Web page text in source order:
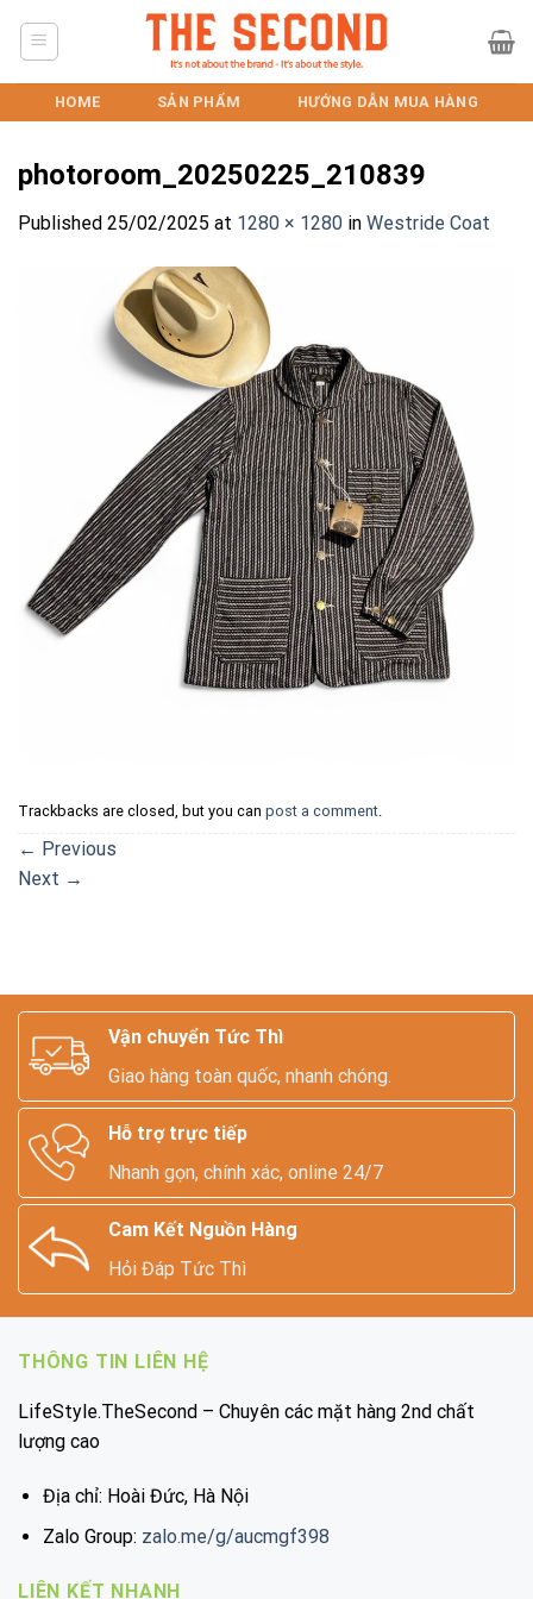
HOME SẢN PHẨM HƯỚNG DẪN MUA HÀNG
photoroom_20250225_210839
Published 25/02/2025 at 1280 × 1280 in Westride Coat
Trackbacks are closed, but you can post a comment.
← Previous
Next →
Vận chuyển Tức Thì
Giao hàng toàn quốc, nhanh chóng.
Hỗ trợ trực tiếp
Nhanh gọn, chính xác, online 24/7
Cam Kết Nguồn Hàng
Hỏi Đáp Tức Thì
THÔNG TIN LIÊN HỆ
LifeStyle.TheSecond – Chuyên các mặt hàng 2nd chất
lượng cao
Địa chỉ: Hoài Đức, Hà Nội
Zalo Group: zalo.me/g/aucmgf398
LIÊN KẾT NHANH